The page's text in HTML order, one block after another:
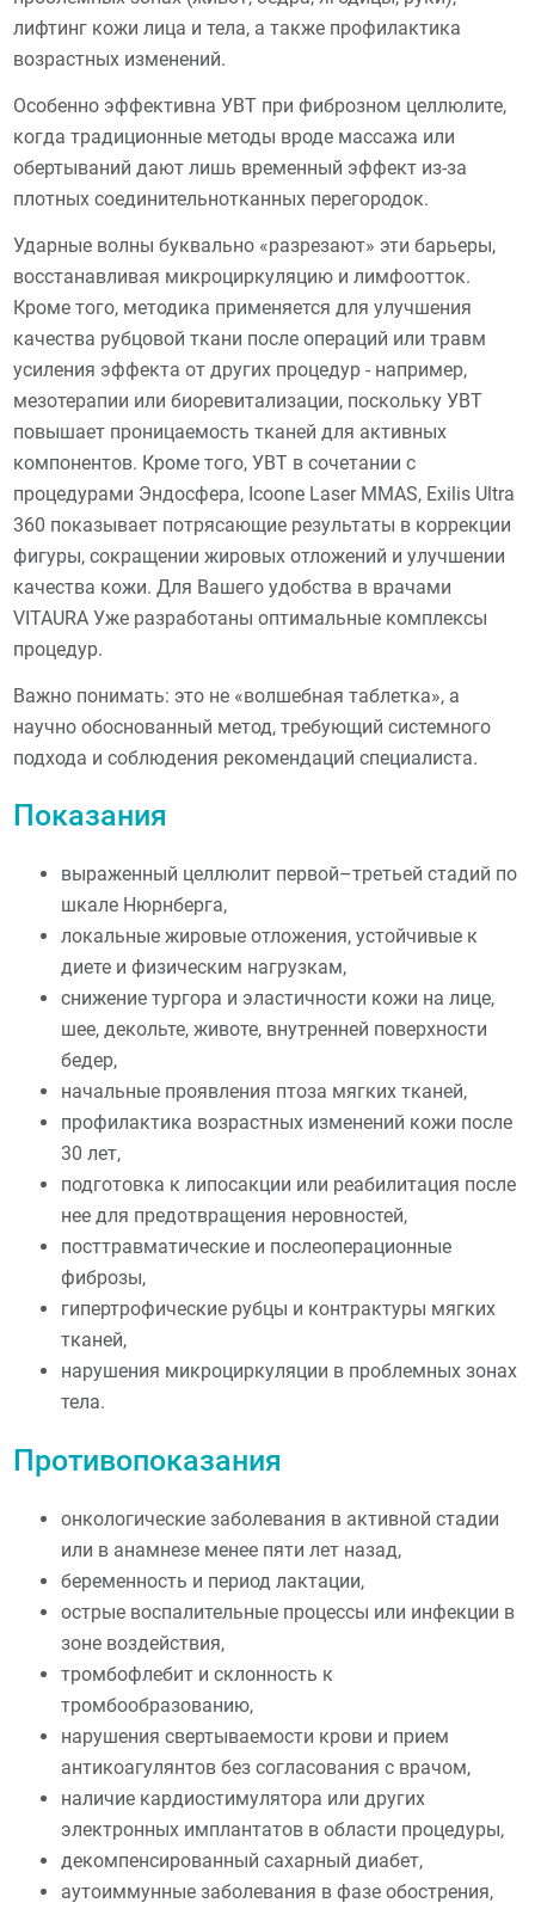
лифтинг кожи лица и тела, а также профилактика
возрастных изменений.
Особенно эффективна УВТ при фиброзном целлюлите,
когда традиционные методы вроде массажа или
обертываний дают лишь временный эффект из-за
плотных соединительнотканных перегородок.
Ударные волны буквально «разрезают» эти барьеры,
восстанавливая микроциркуляцию и лимфоотток.
Кроме того, методика применяется для улучшения
качества рубцовой ткани после операций или травм
усиления эффекта от других процедур - например,
мезотерапии или биоревитализации, поскольку УВТ
повышает проницаемость тканей для активных
компонентов. Кроме того, УВТ в сочетании с
процедурами Эндосфера, Icoone Laser MMAS, Exilis Ultra
360 показывает потрясающие результаты в коррекции
фигуры, сокращении жировых отложений и улучшении
качества кожи. Для Вашего удобства в врачами
VITAURA Уже разработаны оптимальные комплексы
процедур.
Важно понимать: это не «волшебная таблетка», а
научно обоснованный метод, требующий системного
подхода и соблюдения рекомендаций специалиста.
Показания
выраженный целлюлит первой–третьей стадий по
шкале Нюрнберга,
локальные жировые отложения, устойчивые к
диете и физическим нагрузкам,
снижение тургора и эластичности кожи на лице,
шее, декольте, животе, внутренней поверхности
бедер,
начальные проявления птоза мягких тканей,
профилактика возрастных изменений кожи после
30 лет,
подготовка к липосакции или реабилитация после
нее для предотвращения неровностей,
посттравматические и послеоперационные
фиброзы,
гипертрофические рубцы и контрактуры мягких
тканей,
нарушения микроциркуляции в проблемных зонах
тела.
Противопоказания
онкологические заболевания в активной стадии
или в анамнезе менее пяти лет назад,
беременность и период лактации,
острые воспалительные процессы или инфекции в
зоне воздействия,
тромбофлебит и склонность к
тромбообразованию,
нарушения свертываемости крови и прием
антикоагулянтов без согласования с врачом,
наличие кардиостимулятора или других
электронных имплантатов в области процедуры,
декомпенсированный сахарный диабет,
аутоиммунные заболевания в фазе обострения,